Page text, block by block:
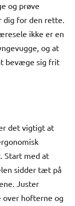
og prøve
dig for den rette.
ikke er en
og at
bevæge sig frit
det vigtigt at
Start med at
sidder tæt på
Juster
hofterne og